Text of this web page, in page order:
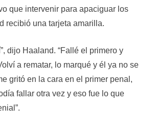
que intervenir para apaciguar los
recibió una tarjeta amarilla.
dijo Haaland. “Fallé el primero y
a rematar, lo marqué y él ya no se
gritó en la cara en el primer penal,
fallar otra vez y eso fue lo que